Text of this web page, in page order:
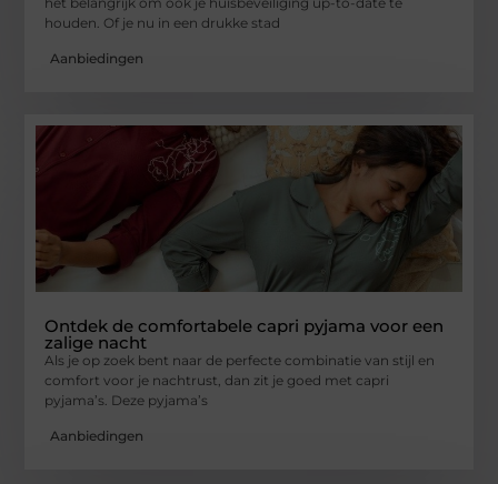
houden. Of je nu in een drukke stad
Aanbiedingen
Ontdek de comfortabele capri pyjama voor een
zalige nacht
Als je op zoek bent naar de perfecte combinatie van stijl en
comfort voor je nachtrust, dan zit je goed met capri
pyjama’s. Deze pyjama’s
Aanbiedingen